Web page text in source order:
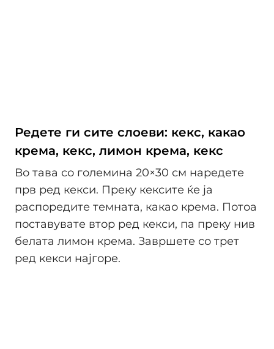
Редете ги сите слоеви: кекс, какао
крема, кекс, лимон крема, кекс
Во тава со големина 20×30 см наредете
прв ред кекси. Преку кексите ќе ја
распоредите темната, какао крема. Потоа
поставувате втор ред кекси, па преку нив
белата лимон крема. Завршете со трет
ред кекси најгоре.